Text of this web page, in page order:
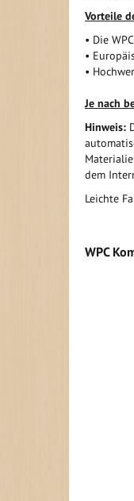
Vorteile
• Die
•
•
Je nach
Hinweis:
dem
Leichte
WPC